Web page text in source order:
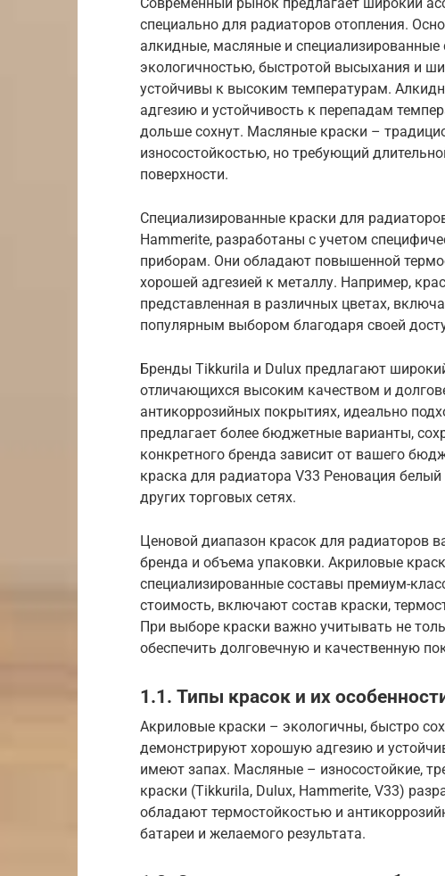
специально для радиаторов отопления.
алкидные, масляные и
экологичностью, быстротой высыхания и
устойчивы к высоким температурам.
адгезию и устойчивость к перепадам
дольше сохнут. Масляные краски –
износостойкостью, но требующий
поверхности.
Специализированные краски для
Hammerite, разработаны с учетом
приборам. Они обладают повышенной
хорошей адгезией к металлу. Например,
представленная в различных цветах,
популярным выбором благодаря своей
Бренды Tikkurila и Dulux предлагают
отличающихся высоким качеством и
антикоррозийных покрытиях, идеально
предлагает более бюджетные варианты,
конкретного бренда зависит от вашего
краска для радиатора V33 Реновация
других торговых сетях.
Ценовой диапазон красок для радиаторов
бренда и объема упаковки. Акриловые
специализированные составы премиум-
стоимость, включают состав краски,
При выборе краски важно учитывать не
обеспечить долговечную и качественную
1.1. Типы красок и их
Акриловые краски – экологичны, быстро
демонстрируют хорошую адгезию и
имеют запах. Масляные – износостойкие,
краски (Tikkurila, Dulux, Hammerite, V33)
обладают термостойкостью и
батареи и желаемого результата.